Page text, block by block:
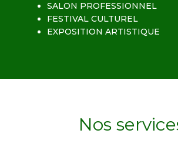
SALON PROFESSIONNEL
FESTIVAL CULTUREL
EXPOSITION ARTISTIQUE
Nos